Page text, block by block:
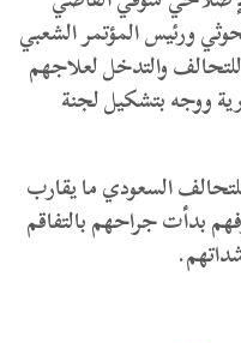
ورئيس المؤتمر الشعبي
للتحالف والتدخل لعلاجهم
ووجه بتشكيل لجنة
السعودي ما يقارب
بدأت جراحهم بالتفاقم